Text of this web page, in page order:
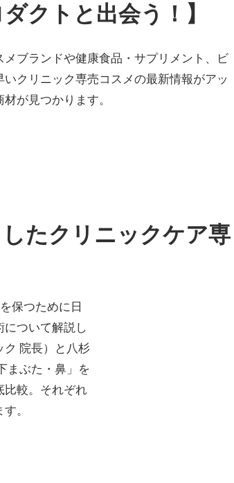
クトと出会う！】
ブランドや健康食品・サプリメント、ビ
クリニック専売コスメの最新情報がアッ
が見つかります。
したクリニックケア専
保つために日
ついて解説し
ク 院長）と八杉
まぶた・鼻」を
比較。それぞれ
。